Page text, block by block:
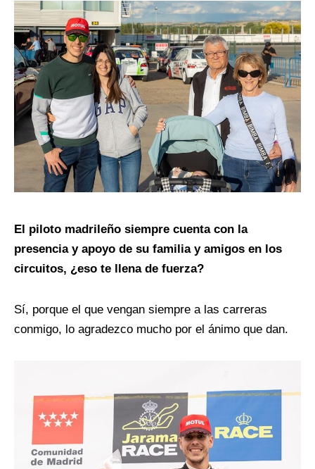
El piloto madrileño siempre cuenta con la
presencia y apoyo de su familia y amigos en los
circuitos, ¿eso te llena de fuerza?
Sí, porque el que vengan siempre a las carreras
conmigo, lo agradezco mucho por el ánimo que dan.